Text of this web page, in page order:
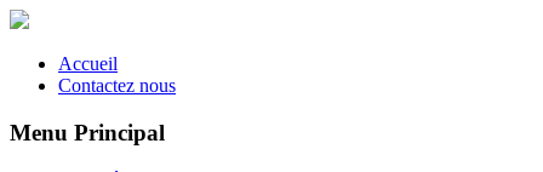
Accueil
Contactez nous
Menu Principal